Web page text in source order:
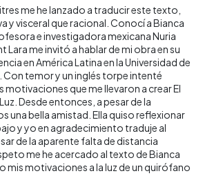
me he lanzado a traducir este texto,
y visceral que racional. Conocí a Bianca
e investigadora mexicana Nuria
me invitó a hablar de mi obra en su
en América Latina en la Universidad de
temor y un inglés torpe intenté
motivaciones que me llevaron a crear El
Desde entonces, a pesar de la
una bella amistad. Ella quiso reflexionar
y yo en agradecimiento traduje al
de la aparente falta de distancia
me he acercado al texto de Bianca
mis motivaciones a la luz de un quirófano